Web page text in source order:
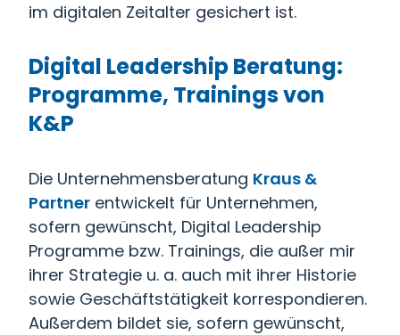
im digitalen Zeitalter gesichert ist.
Digital Leadership Beratung:
Programme, Trainings von
K&P
Die Unternehmensberatung Kraus &
Partner entwickelt für Unternehmen,
sofern gewünscht, Digital Leadership
Programme bzw. Trainings, die außer mir
ihrer Strategie u. a. auch mit ihrer Historie
sowie Geschäftstätigkeit korrespondieren.
Außerdem bildet sie, sofern gewünscht,